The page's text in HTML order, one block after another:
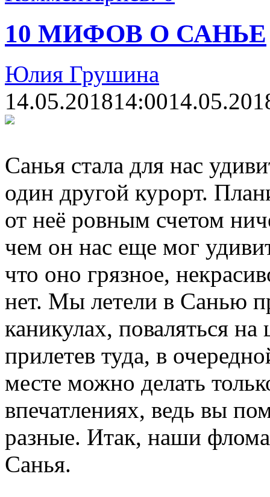
10 МИФОВ О САНЬЕ
Юлия Грушина
14.05.201814:00
Санья стала для нас
один другой курорт.
от неё ровным счетом
чем он нас еще мог
что оно грязное,
нет. Мы летели в Санью
каникулах, поваляться
прилетев туда, в
месте можно делать
впечатлениях, ведь вы
разные. Итак, наши
Санья.